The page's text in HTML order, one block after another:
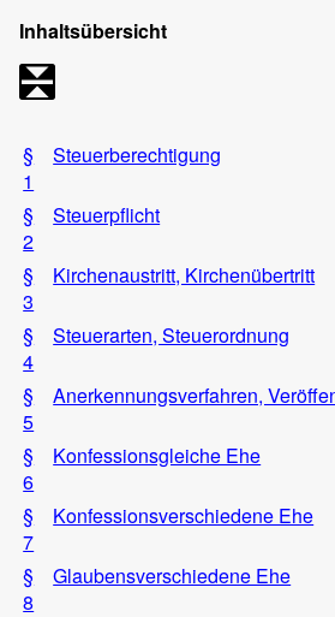
Inhaltsübersicht
§
1
Steuerberechtigung
§
2
Steuerpflicht
§
3
Kirchenaustritt, Kirchenübertritt
§
4
Steuerarten, Steuerordnung
§
5
Anerkennungsverfahren,
§
6
Konfessionsgleiche Ehe
§
7
Konfessionsverschiedene Ehe
§
8
Glaubensverschiedene Ehe